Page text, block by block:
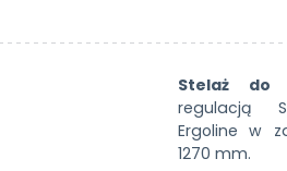
Stelaż do
regulacją
Ergoline w
1270 mm.